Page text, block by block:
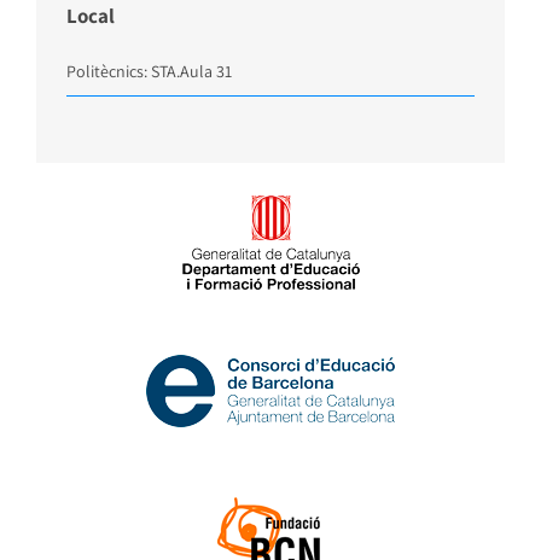
Local
Politècnics: STA.Aula 31